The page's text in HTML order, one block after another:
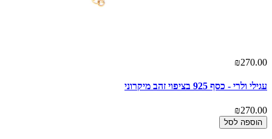
₪270.00
עגילי ולרי - כסף 925 בציפוי זהב מיקרוני
₪270.00
הוספה לסל